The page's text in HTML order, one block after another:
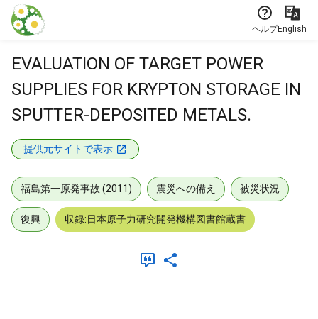
本文に飛ぶ
ヘルプEnglish
EVALUATION OF TARGET POWER
SUPPLIES FOR KRYPTON STORAGE IN
SPUTTER-DEPOSITED METALS.
提供元サイトで表示
福島第一原発事故 (2011) 震災への備え 被災状況
復興 収録:日本原子力研究開発機構図書館蔵書